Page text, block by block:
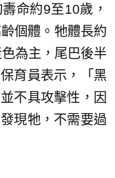
命約9至10歲，
個體。牠體長約
為主，尾巴後半
育員表示，「黑
不具攻擊性，因
現牠，不需要過